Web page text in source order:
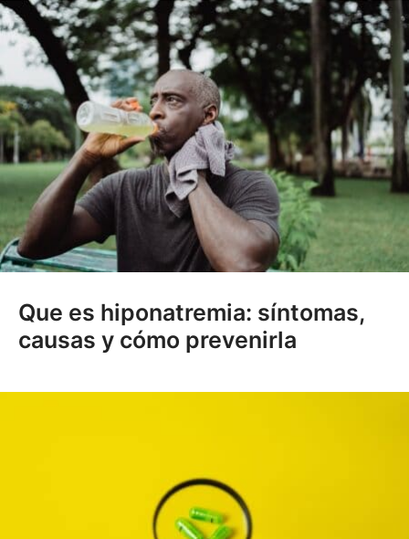
Que es hiponatremia: síntomas,
causas y cómo prevenirla